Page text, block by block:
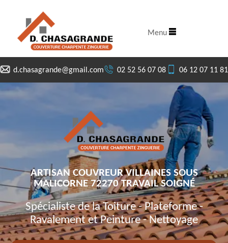
d.chasagrande@gmail.com 02 52 56 07 08 06 12 07 11 81
Menu
ARTISAN COUVREUR VILLAINES SOUS
MALICORNE 72270 TRAVAIL SOIGNÉ
Spécialiste de la Toiture - Plateforme -
Ravalement et Peinture - Nettoyage